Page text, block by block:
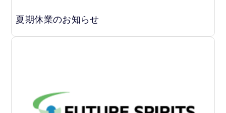
夏期休業のお知らせ